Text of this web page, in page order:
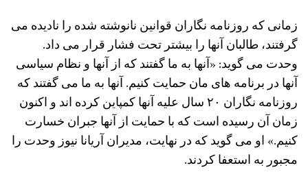
زمانی که روزنامه نگاران قوانین نانوشته شده را نادیده می
گرفتند، طالبان آنها را بیشتر تحت فشار قرار می داد.
وحدت می گوید: «آنها به ما گفتند که از آنها و نظام سیاسی
آنها در برنامه های مان حمایت کنیم. آنها به ما می‌ گفتند که
روزنامه‌ نگاران ۲۰ سال علیه آنها کمپاین کرده‌ اند و اکنون
زمان آن رسیده است که با حمایت از آنها جبران خسارت
کنیم.» او می گوید که در نهایت، مدیران آریانا نیوز وحدت را
مجبور به استعفا کردند.